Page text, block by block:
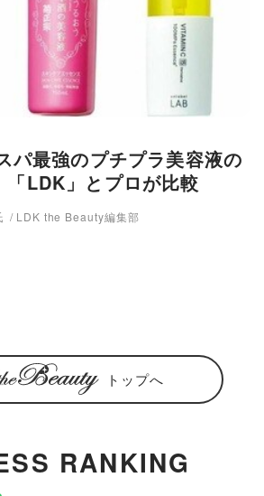
パ最強のプチプラ美容液の
「LDK」とプロが比較
LDK the Beauty編集部
トップへ
RANKING